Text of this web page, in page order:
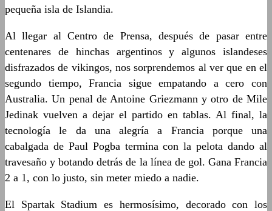
pequeña isla de Islandia.
Al llegar al Centro de Prensa, después de pasar entre
centenares de hinchas argentinos y algunos islandeses
disfrazados de vikingos, nos sorprendemos al ver que en el
segundo tiempo, Francia sigue empatando a cero con
Australia. Un penal de Antoine Griezmann y otro de Mile
Jedinak vuelven a dejar el partido en tablas. Al final, la
tecnología le da una alegría a Francia porque una
cabalgada de Paul Pogba termina con la pelota dando al
travesaño y botando detrás de la línea de gol. Gana Francia
2 a 1, con lo justo, sin meter miedo a nadie.
El Spartak Stadium es hermosísimo, decorado con los